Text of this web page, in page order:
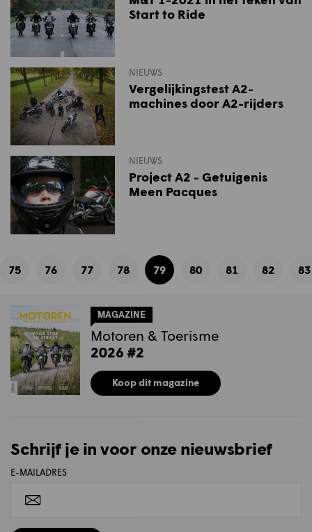
Start to Ride
NIEUWS
Vergelijkingstest A2-
machines door A2-rijders
NIEUWS
Project A2 - Getuigenis
Meen Pacques
Page
75
Page
76
Page
77
Page
78
Current
79
Page
80
Page
81
Page
82 83
MAGAZINE
Motoren & Toerisme
2026 #2
Koop dit magazine
Schrijf je in voor onze nieuwsbrief
E-MAILADRES